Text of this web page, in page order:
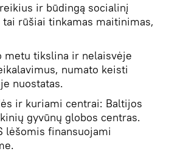
ir būdingą socialinį
rūšiai tinkamas maitinimas,
metu tikslina ir nelaisvėje
numato keisti
nuostatas.
ir kuriami centrai: Baltijos
gyvūnų globos centras.
finansuojami